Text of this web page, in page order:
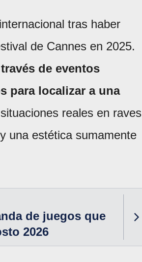
tras haber
de Cannes en 2025.
de eventos
para localizar a una
reales en raves
una estética sumamente
de juegos que
2026